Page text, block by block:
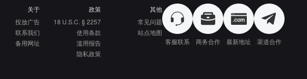
关于
投放广告
联系我们
备用网址
政策
18 U.S.C. § 2257
使用条款
滥用报告
隐私政策
其他
常见问题
站点地图
客服联系
商务合作 最新地址 渠道合作